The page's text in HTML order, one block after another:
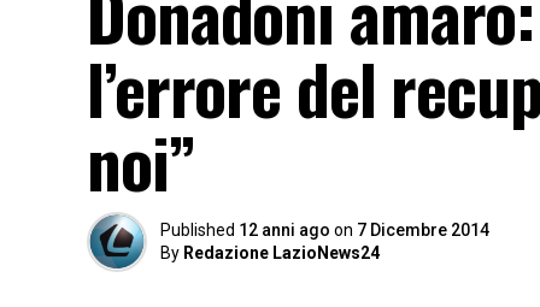
l’errore del
noi”
Published 12 anni ago on 7 Dicembre 2014
By Redazione LazioNews24